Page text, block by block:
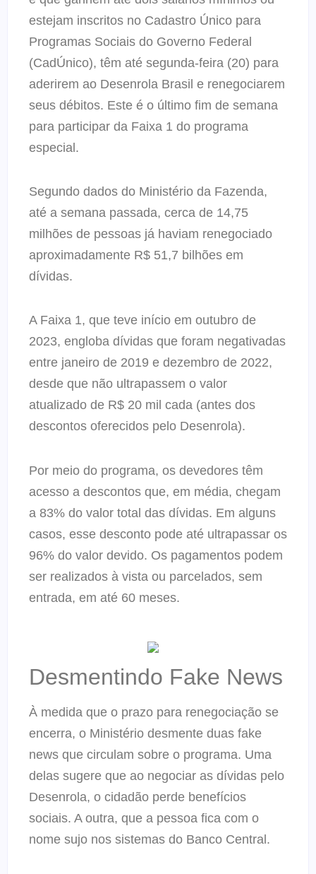
estejam inscritos no Cadastro Único para
Programas Sociais do Governo Federal
(CadÚnico), têm até segunda-feira (20) para
aderirem ao Desenrola Brasil e renegociarem
seus débitos. Este é o último fim de semana
para participar da Faixa 1 do programa
especial.
Segundo dados do Ministério da Fazenda,
até a semana passada, cerca de 14,75
milhões de pessoas já haviam renegociado
aproximadamente R$ 51,7 bilhões em
dívidas.
A Faixa 1, que teve início em outubro de
2023, engloba dívidas que foram negativadas
entre janeiro de 2019 e dezembro de 2022,
desde que não ultrapassem o valor
atualizado de R$ 20 mil cada (antes dos
descontos oferecidos pelo Desenrola).
Por meio do programa, os devedores têm
acesso a descontos que, em média, chegam
a 83% do valor total das dívidas. Em alguns
casos, esse desconto pode até ultrapassar os
96% do valor devido. Os pagamentos podem
ser realizados à vista ou parcelados, sem
entrada, em até 60 meses.
Desmentindo Fake News
À medida que o prazo para renegociação se
encerra, o Ministério desmente duas fake
news que circulam sobre o programa. Uma
delas sugere que ao negociar as dívidas pelo
Desenrola, o cidadão perde benefícios
sociais. A outra, que a pessoa fica com o
nome sujo nos sistemas do Banco Central.